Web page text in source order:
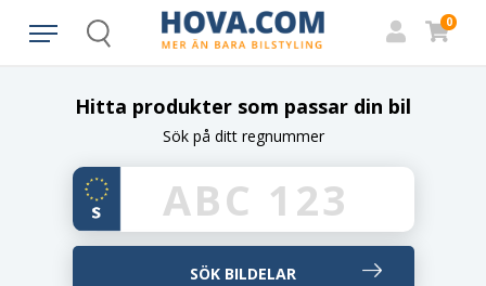
Search
0
Hitta produkter som passar din bil
Sök på ditt regnummer